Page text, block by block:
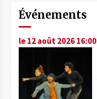
Événements
le 12 août 2026 16:00